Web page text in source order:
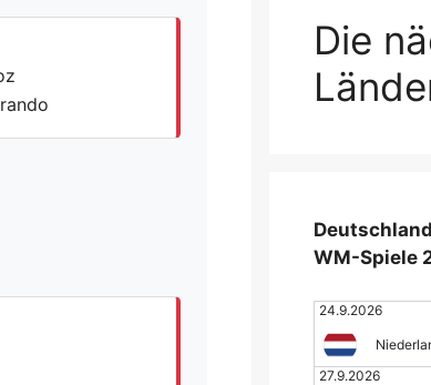
Die
WM-Spiele
24.9.2026
27.9.2026